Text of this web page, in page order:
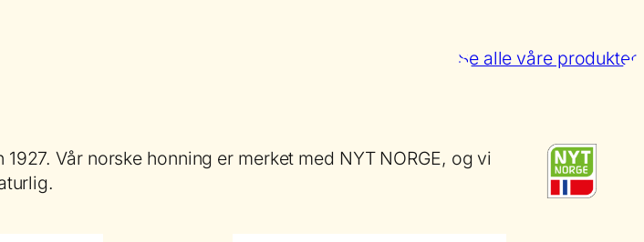
Se alle våre produkter
Vår norske honning er merket med NYT NORGE, og vi